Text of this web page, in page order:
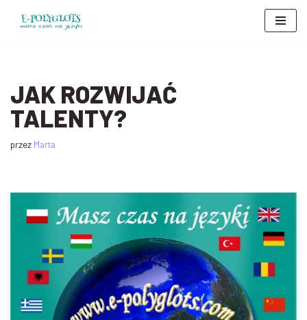
JAK ROZWIJAĆ
TALENTY?
przez Marta